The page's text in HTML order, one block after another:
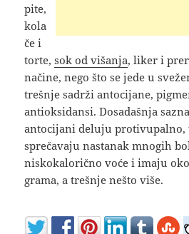
pite,
kola
če i
torte,sok od višanja, liker i
načine, nego što se jede u
trešnje sadrži antocijane,
antioksidansi. Dosadašnja
antocijani deluju protivupalno,
sprečavaju nastanak mnogih
niskokalorično voće i imaju oko
grama, a trešnje nešto više.